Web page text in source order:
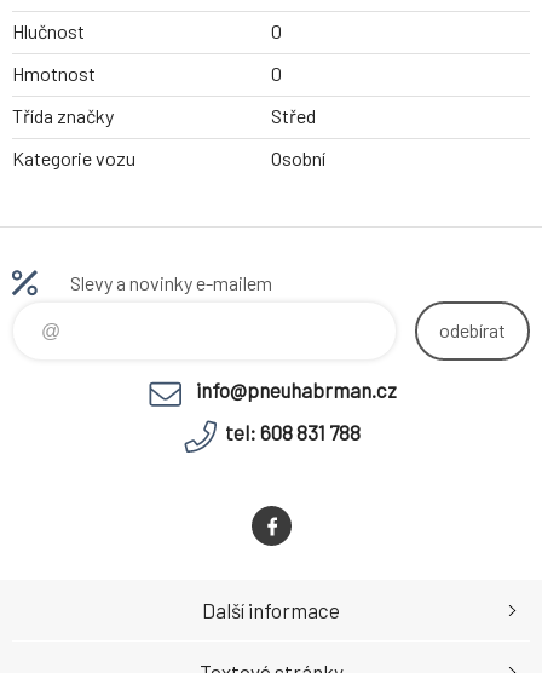
Hlučnost
0
Hmotnost
0
Třída značky
Střed
Kategorie vozu
Osobní
Slevy a novinky e-mailem
odebírat
info@pneuhabrman.cz
tel: 608 831 788
Další informace